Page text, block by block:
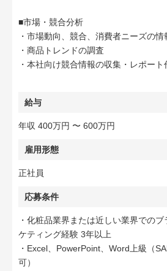
■市場・競合分析
・市場動向、競合、消費者ニーズの
・商品トレンドの調査
・本社向け競合情報の収集・レポート
給与
年収 400万円 〜 600万円
雇用形態
正社員
応募条件
・化粧品業界または近しい業界での
ケティング経験 3年以上
・Excel、PowerPoint、Word上級（
可）